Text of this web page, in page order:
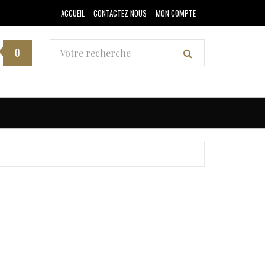
ACCUEIL CONTACTEZ NOUS MON COMPTE
0